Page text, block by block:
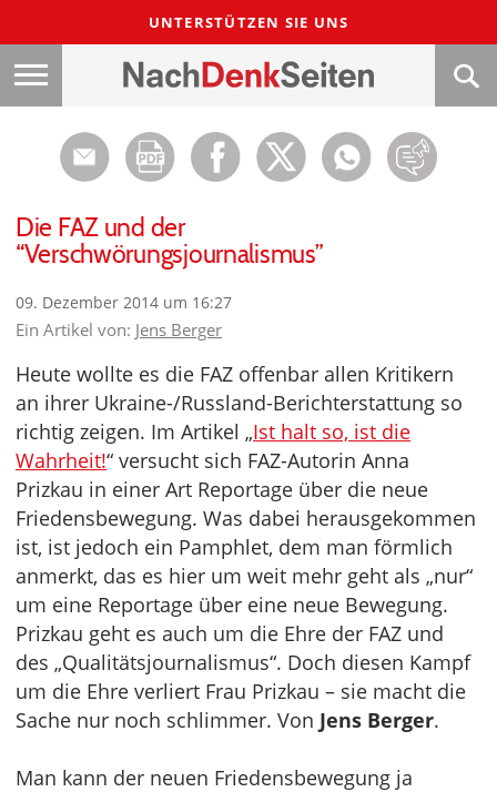
UNTERSTÜTZEN SIE UNS
Die FAZ und der
“Verschwörungsjournalismus”
09. Dezember 2014 um 16:27
Ein Artikel von: Jens Berger
Heute wollte es die FAZ offenbar allen Kritikern
an ihrer Ukraine-/Russland-Berichterstattung so
richtig zeigen. Im Artikel „Ist halt so, ist die
Wahrheit!“ versucht sich FAZ-Autorin Anna
Prizkau in einer Art Reportage über die neue
Friedensbewegung. Was dabei herausgekommen
ist, ist jedoch ein Pamphlet, dem man förmlich
anmerkt, das es hier um weit mehr geht als „nur“
um eine Reportage über eine neue Bewegung.
Prizkau geht es auch um die Ehre der FAZ und
des „Qualitätsjournalismus“. Doch diesen Kampf
um die Ehre verliert Frau Prizkau – sie macht die
Sache nur noch schlimmer. Von Jens Berger.
Man kann der neuen Friedensbewegung ja